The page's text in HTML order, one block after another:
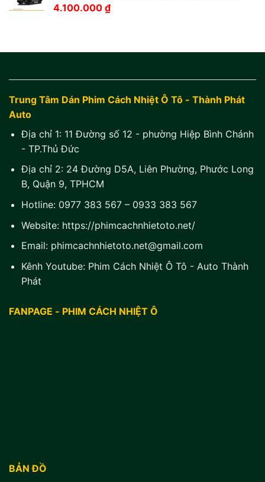
4.100.000 ₫
Trung Tâm Dán Phim Cách Nhiệt Ô Tô - Thành Phát
Auto
Địa chỉ 1: 11 Đường số 12 - phường Hiệp Bình Chánh
- TP.Thủ Đức
Địa chỉ 2: 24 Đường D5A, Liên Phường, Phước Long
B, Quận 9, TPHCM
Hotline: 0977 383 567– 0933 383 567
Website: https://phimcachnhietoto.net/
Email: phimcachnhietoto.net@gmail.com
Kênh Youtube: Phim Cách Nhiệt Ô Tô - Auto Thành
Phát
FANPAGE - PHIM CÁCH NHIỆT Ô
BẢN ĐỒ